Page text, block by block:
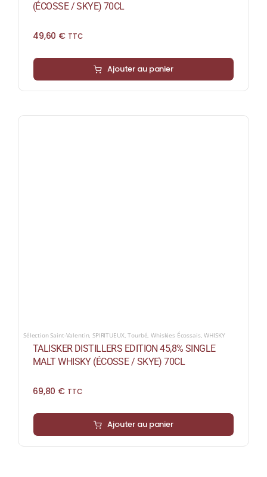
(ÉCOSSE / SKYE) 70CL
49,60 € TTC
Ajouter au panier
Sélection Saint-Valentin,SPIRITUEUX,Tourbé,Whiskies Écossais,WHISKY
TALISKER DISTILLERS EDITION 45,8% SINGLE
MALT WHISKY (ÉCOSSE / SKYE) 70CL
69,80 € TTC
Ajouter au panier